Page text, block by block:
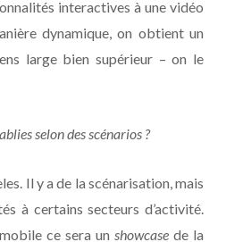
interactives à une vidéo
dynamique, on obtient un
large bien supérieur – on le
selon des scénarios ?
Il y a de la scénarisation, mais
à certains secteurs d’activité.
ce sera un showcase de la